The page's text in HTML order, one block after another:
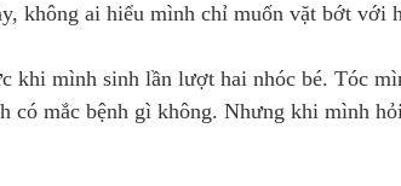
không ai hiểu mình chỉ muốn vặt bớt với
khi mình sinh lần lượt hai nhóc bé. Tóc
có mắc bệnh gì không. Nhưng khi mình